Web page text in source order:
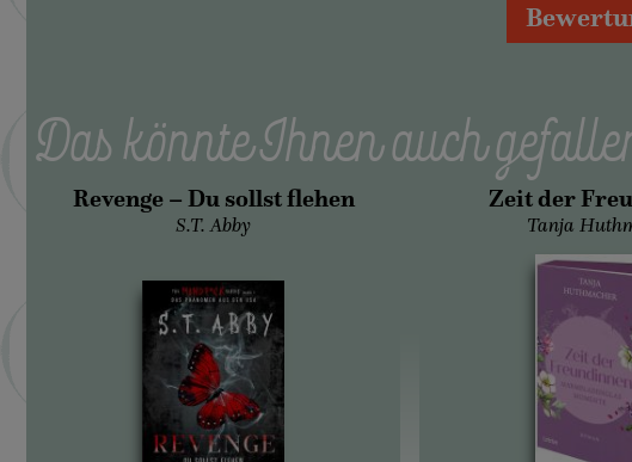
Das könnte Ihnen auch
Revenge – Du sollst flehen
S.T. Abby
Zeit der
Tanja